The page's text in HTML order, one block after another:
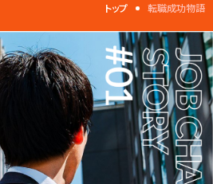
トップ 転職成功物語